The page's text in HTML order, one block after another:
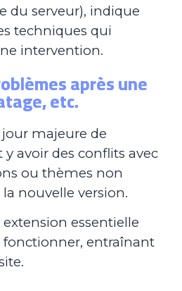
du serveur), indique
techniques qui
intervention.
après une
etc.
majeure de
y avoir des conflits avec
ou thèmes non
nouvelle version.
essentielle
fonctionner, entraînant